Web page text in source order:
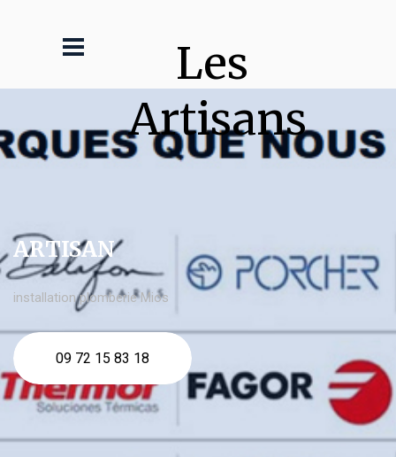
Les
Artisans
ARTISAN
installation plomberie Mios
09 72 15 83 18